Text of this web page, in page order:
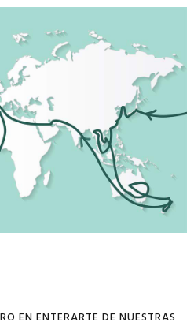
EN ENTERARTE DE NUESTRAS